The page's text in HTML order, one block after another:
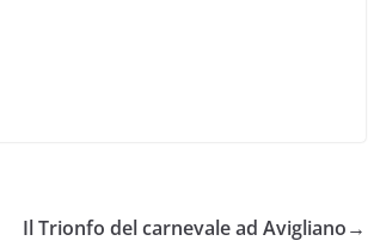
Il Trionfo del carnevale ad Avigliano→